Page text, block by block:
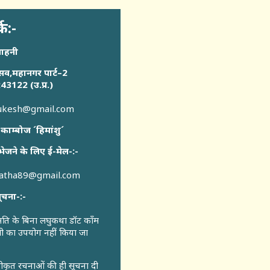
पार्ट–2
(उ.प्र.)
´हिमांशु´
के लिए ई-मेल-:-
:-
के बिना लघुकथा डॉट कॉंम
का उपयोग नहीं किया जा
रचनाओं की ही सूचना दी